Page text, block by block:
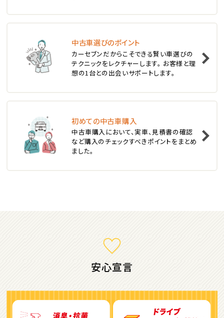
2位
スバル
レガシィツーリングワゴン
3位
トヨタ
カローラフィールダー
2
アルファード
中古車選びのポイント
カーセブンだからこそできる賢い車選びの
テクニックをレクチャーします。 お客様と理
想の1台との出会いサポートします。
初めての中古車購入
中古車購入において、実車、見積書の確認
など購入のチェックすべきポイントをまとめ
ました。
安心宣言